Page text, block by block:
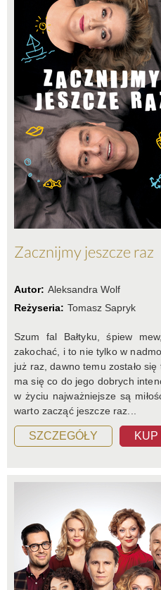
Zacznijmy jeszcze raz
Autor: Aleksandra Wolf
Reżyseria: Tomasz Sapryk
Szum fal Bałtyku, śpiew
zakochać, i to nie tylko w
już raz, dawno temu zostało
ma się co do jego dobrych
w życiu najważniejsze są
warto zacząć jeszcze raz...
SZCZEGÓŁY KUP